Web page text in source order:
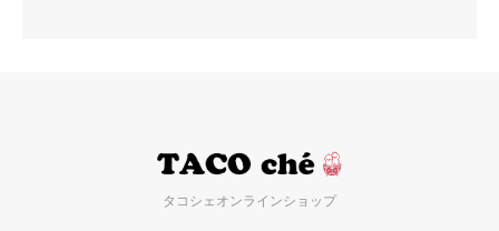
タコシェオンラインショップ